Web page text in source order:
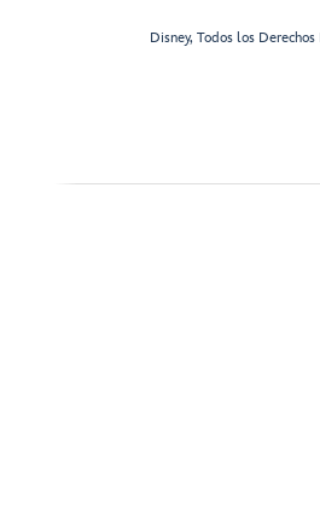
Disney, Todos los Derechos